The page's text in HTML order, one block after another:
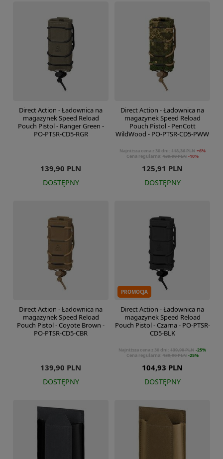
Direct Action - Ładownica na
magazynek Speed Reload
Pouch Pistol - Ranger Green -
PO-PTSR-CD5-RGR
139,90 PLN
DOSTĘPNY
Direct Action - Ładownica na
magazynek Speed Reload
Pouch Pistol - PenCott
WildWood - PO-PTSR-CD5-PWW
125,91 PLN
Najniższa cena z 30 dni: 118,36 PLN +6%
Cena regularna: 139,90 PLN -10%
DOSTĘPNY
Direct Action - Ładownica na
magazynek Speed Reload
Pouch Pistol - Coyote Brown -
PO-PTSR-CD5-CBR
139,90 PLN
DOSTĘPNY
PROMOCJA
Direct Action - Ładownica na
magazynek Speed Reload
Pouch Pistol - Czarna - PO-PTSR-
CD5-BLK
104,93 PLN
Najniższa cena z 30 dni: 139,90 PLN -25%
Cena regularna: 139,90 PLN -25%
DOSTĘPNY